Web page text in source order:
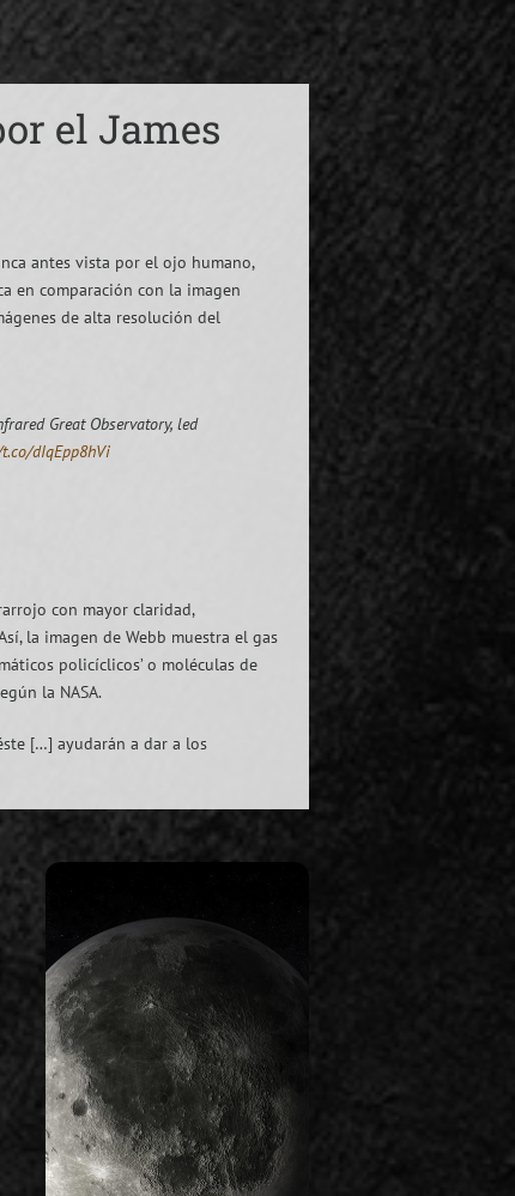
el James
antes vista por el ojo humano,
en comparación con la imagen
de alta resolución del
Great Observatory, led
dIqEpp8hVi
con mayor claridad,
la imagen de Webb muestra el gas
policíclicos’ o moléculas de
la NASA.
[…] ayudarán a dar a los